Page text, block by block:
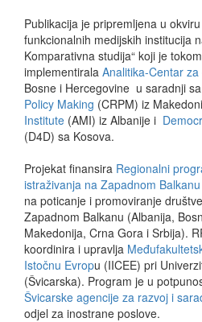
Publikacija je pripremljena u
funkcionalnih medijskih institucija
Komparativna studija“ koji je
implementirala Analitika-Centar
Bosne i Hercegovine u saradnji sa
Policy Making (CRPM) iz
Institute (AMI) iz Albanije i
(D4D) sa Kosova.
Projekat finansira Regionalni
istraživanja na Zapadnom Balkanu
na poticanje i promoviranje
Zapadnom Balkanu (Albanija,
Makedonija, Crna Gora i Srbija).
koordinira i upravlja
Istočnu Evropu (IICEE) pri
(Švicarska). Program je u
Švicarske agencije za razvoj i
odjel za inostrane poslove.